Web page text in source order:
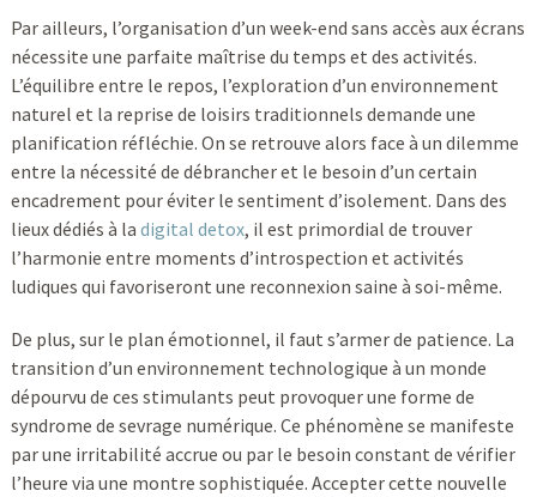
Par ailleurs, l’organisation d’un week-end sans accès aux écrans
nécessite une parfaite maîtrise du temps et des activités.
L’équilibre entre le repos, l’exploration d’un environnement
naturel et la reprise de loisirs traditionnels demande une
planification réfléchie. On se retrouve alors face à un dilemme
entre la nécessité de débrancher et le besoin d’un certain
encadrement pour éviter le sentiment d’isolement. Dans des
lieux dédiés à la digital detox, il est primordial de trouver
l’harmonie entre moments d’introspection et activités
ludiques qui favoriseront une reconnexion saine à soi-même.
De plus, sur le plan émotionnel, il faut s’armer de patience. La
transition d’un environnement technologique à un monde
dépourvu de ces stimulants peut provoquer une forme de
syndrome de sevrage numérique. Ce phénomène se manifeste
par une irritabilité accrue ou par le besoin constant de vérifier
l’heure via une montre sophistiquée. Accepter cette nouvelle